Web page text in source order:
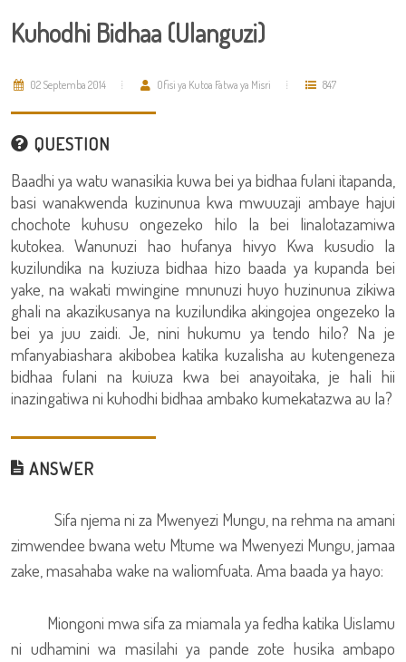
Kuhodhi Bidhaa (Ulanguzi)
02 Septemba 2014 Ofisi ya Kutoa Fatwa ya Misri 847
QUESTION
Baadhi ya watu wanasikia kuwa bei ya bidhaa fulani itapanda,
basi wanakwenda kuzinunua kwa mwuuzaji ambaye hajui
chochote kuhusu ongezeko hilo la bei linalotazamiwa
kutokea. Wanunuzi hao hufanya hivyo Kwa kusudio la
kuzilundika na kuziuza bidhaa hizo baada ya kupanda bei
yake, na wakati mwingine mnunuzi huyo huzinunua zikiwa
ghali na akazikusanya na kuzilundika akingojea ongezeko la
bei ya juu zaidi. Je, nini hukumu ya tendo hilo? Na je
mfanyabiashara akibobea katika kuzalisha au kutengeneza
bidhaa fulani na kuiuza kwa bei anayoitaka, je hali hii
inazingatiwa ni kuhodhi bidhaa ambako kumekatazwa au la?
ANSWER
Sifa njema ni za Mwenyezi Mungu, na rehma na amani
zimwendee bwana wetu Mtume wa Mwenyezi Mungu, jamaa
zake, masahaba wake na waliomfuata. Ama baada ya hayo:
Miongoni mwa sifa za miamala ya fedha katika Uislamu
ni udhamini wa masilahi ya pande zote husika ambapo